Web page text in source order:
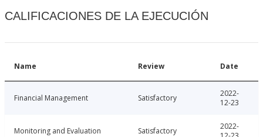
CALIFICACIONES DE LA EJECUCIÓN
Name Review Date
Financial Management Satisfactory
2022-
12-23
Monitoring and Evaluation Satisfactory
2022-